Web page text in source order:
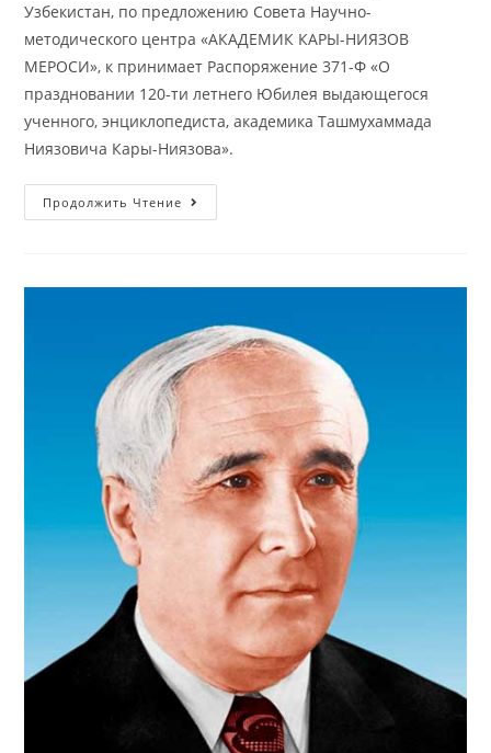
Узбекистан, по предложению Совета Научно-
методического центра «АКАДЕМИК КАРЫ-НИЯЗОВ
МЕРОСИ», к принимает Распоряжение 371-Ф «О
праздновании 120-ти летнего Юбилея выдающегося
ученного, энциклопедиста, академика Ташмухаммада
Ниязовича Кары-Ниязова».
Продолжить Чтение